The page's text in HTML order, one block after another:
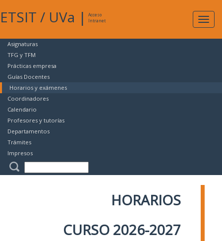
ETSIT / UVa |
Acceso
Intranet
Asignaturas
TFG y TFM
Prácticas empresa
Guías Docentes
Horarios y exámenes
Coordinadores
Calendario
Profesores y tutorías
Departamentos
Trámites
Impresos
HORARIOS
CURSO 2026-2027